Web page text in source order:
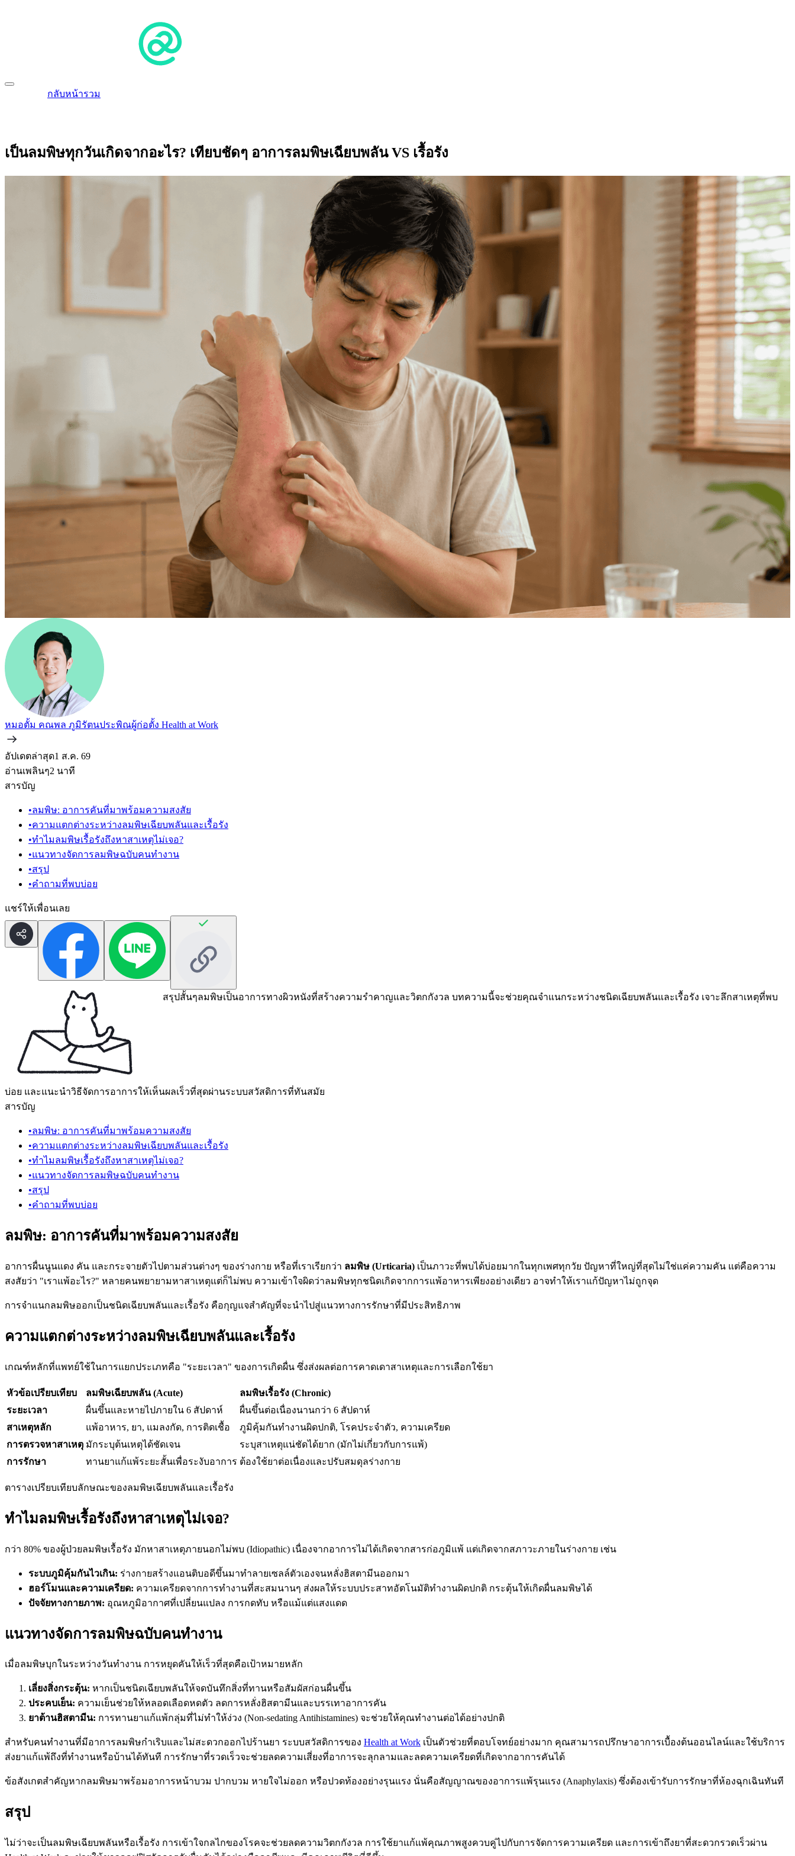
กลับหน้ารวม
เป็นลมพิษทุกวันเกิดจากอะไร? เทียบชัดๆ อาการลมพิษเฉียบพลัน VS เรื้อรัง
หมอตั้ม คณพล ภูมิรัตนประพิณผู้ก่อตั้ง Health at Work
อัปเดตล่าสุด1 ส.ค. 69
อ่านเพลินๆ2 นาที
สารบัญ
•ลมพิษ: อาการคันที่มาพร้อมความสงสัย
•ความแตกต่างระหว่างลมพิษเฉียบพลันและเรื้อรัง
•ทำไมลมพิษเรื้อรังถึงหาสาเหตุไม่เจอ?
•แนวทางจัดการลมพิษฉบับคนทำงาน
•สรุป
•คำถามที่พบบ่อย
แชร์ให้เพื่อนเลย
สรุปสั้นๆลมพิษเป็นอาการทางผิวหนังที่สร้างความรำคาญและวิตกกังวล บทความนี้จะช่วยคุณจำแนกระหว่างชนิดเฉียบพลันและเรื้อรัง เจาะลึกสาเหตุที่พบ
บ่อย และแนะนำวิธีจัดการอาการให้เห็นผลเร็วที่สุดผ่านระบบสวัสดิการที่ทันสมัย
สารบัญ
•ลมพิษ: อาการคันที่มาพร้อมความสงสัย
•ความแตกต่างระหว่างลมพิษเฉียบพลันและเรื้อรัง
•ทำไมลมพิษเรื้อรังถึงหาสาเหตุไม่เจอ?
•แนวทางจัดการลมพิษฉบับคนทำงาน
•สรุป
•คำถามที่พบบ่อย
ลมพิษ: อาการคันที่มาพร้อมความสงสัย
อาการผื่นนูนแดง คัน และกระจายตัวไปตามส่วนต่างๆ ของร่างกาย หรือที่เราเรียกว่า ลมพิษ (Urticaria) เป็นภาวะที่พบได้บ่อยมากในทุกเพศทุกวัย ปัญหาที่ใหญ่ที่สุดไม่ใช่แค่ความคัน แต่คือความ
สงสัยว่า "เราแพ้อะไร?" หลายคนพยายามหาสาเหตุแต่ก็ไม่พบ ความเข้าใจผิดว่าลมพิษทุกชนิดเกิดจากการแพ้อาหารเพียงอย่างเดียว อาจทำให้เราแก้ปัญหาไม่ถูกจุด
การจำแนกลมพิษออกเป็นชนิดเฉียบพลันและเรื้อรัง คือกุญแจสำคัญที่จะนำไปสู่แนวทางการรักษาที่มีประสิทธิภาพ
ความแตกต่างระหว่างลมพิษเฉียบพลันและเรื้อรัง
เกณฑ์หลักที่แพทย์ใช้ในการแยกประเภทคือ "ระยะเวลา" ของการเกิดผื่น ซึ่งส่งผลต่อการคาดเดาสาเหตุและการเลือกใช้ยา
หัวข้อเปรียบเทียบ ลมพิษเฉียบพลัน (Acute)
ลมพิษเรื้อรัง (Chronic)
ระยะเวลา
ผื่นขึ้นและหายไปภายใน 6 สัปดาห์
ผื่นขึ้นต่อเนื่องนานกว่า 6 สัปดาห์
สาเหตุหลัก
แพ้อาหาร, ยา, แมลงกัด, การติดเชื้อ
ภูมิคุ้มกันทำงานผิดปกติ, โรคประจำตัว, ความเครียด
การตรวจหาสาเหตุ มักระบุต้นเหตุได้ชัดเจน
ระบุสาเหตุแน่ชัดได้ยาก (มักไม่เกี่ยวกับการแพ้)
การรักษา
ทานยาแก้แพ้ระยะสั้นเพื่อระงับอาการ ต้องใช้ยาต่อเนื่องและปรับสมดุลร่างกาย
ตารางเปรียบเทียบลักษณะของลมพิษเฉียบพลันและเรื้อรัง
ทำไมลมพิษเรื้อรังถึงหาสาเหตุไม่เจอ?
กว่า 80% ของผู้ป่วยลมพิษเรื้อรัง มักหาสาเหตุภายนอกไม่พบ (Idiopathic) เนื่องจากอาการไม่ได้เกิดจากสารก่อภูมิแพ้ แต่เกิดจากสภาวะภายในร่างกาย เช่น
ระบบภูมิคุ้มกันไวเกิน: ร่างกายสร้างแอนติบอดีขึ้นมาทำลายเซลล์ตัวเองจนหลั่งฮิสตามีนออกมา
ฮอร์โมนและความเครียด: ความเครียดจากการทำงานที่สะสมนานๆ ส่งผลให้ระบบประสาทอัตโนมัติทำงานผิดปกติ กระตุ้นให้เกิดผื่นลมพิษได้
ปัจจัยทางกายภาพ: อุณหภูมิอากาศที่เปลี่ยนแปลง การกดทับ หรือแม้แต่แสงแดด
แนวทางจัดการลมพิษฉบับคนทำงาน
เมื่อลมพิษบุกในระหว่างวันทำงาน การหยุดคันให้เร็วที่สุดคือเป้าหมายหลัก
เลี่ยงสิ่งกระตุ้น: หากเป็นชนิดเฉียบพลันให้จดบันทึกสิ่งที่ทานหรือสัมผัสก่อนผื่นขึ้น
ประคบเย็น: ความเย็นช่วยให้หลอดเลือดหดตัว ลดการหลั่งฮิสตามีนและบรรเทาอาการคัน
ยาต้านฮิสตามีน: การทานยาแก้แพ้กลุ่มที่ไม่ทำให้ง่วง (Non-sedating Antihistamines) จะช่วยให้คุณทำงานต่อได้อย่างปกติ
สำหรับคนทำงานที่มีอาการลมพิษกำเริบและไม่สะดวกออกไปร้านยา ระบบสวัสดิการของ Health at Work เป็นตัวช่วยที่ตอบโจทย์อย่างมาก คุณสามารถปรึกษาอาการเบื้องต้นออนไลน์และใช้บริการ
ส่งยาแก้แพ้ถึงที่ทำงานหรือบ้านได้ทันที การรักษาที่รวดเร็วจะช่วยลดความเสี่ยงที่อาการจะลุกลามและลดความเครียดที่เกิดจากอาการคันได้
ข้อสังเกตสำคัญหากลมพิษมาพร้อมอาการหน้าบวม ปากบวม หายใจไม่ออก หรือปวดท้องอย่างรุนแรง นั่นคือสัญญาณของอาการแพ้รุนแรง (Anaphylaxis) ซึ่งต้องเข้ารับการรักษาที่ห้องฉุกเฉินทันที
สรุป
ไม่ว่าจะเป็นลมพิษเฉียบพลันหรือเรื้อรัง การเข้าใจกลไกของโรคจะช่วยลดความวิตกกังวล การใช้ยาแก้แพ้คุณภาพสูงควบคู่ไปกับการจัดการความเครียด และการเข้าถึงยาที่สะดวกรวดเร็วผ่าน